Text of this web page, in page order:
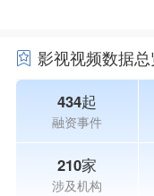
影视视频数据
434起
融资事件
210家
涉及机构